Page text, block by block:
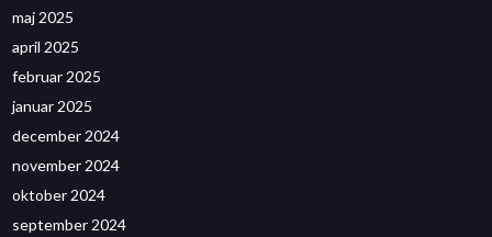
maj 2025
april 2025
februar 2025
januar 2025
december 2024
november 2024
oktober 2024
september 2024